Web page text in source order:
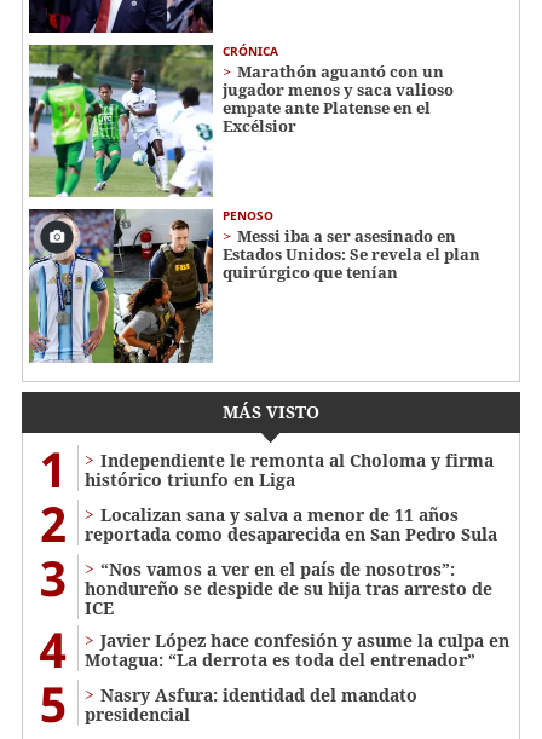
CRÓNICA
Marathón aguantó con un
jugador menos y saca valioso
empate ante Platense en el
Excélsior
PENOSO
Messi iba a ser asesinado en
Estados Unidos: Se revela el plan
quirúrgico que tenían
MÁS VISTO
1
Independiente le remonta al Choloma y firma
histórico triunfo en Liga
2
Localizan sana y salva a menor de 11 años
reportada como desaparecida en San Pedro Sula
3
“Nos vamos a ver en el país de nosotros”:
hondureño se despide de su hija tras arresto de
ICE
4
Javier López hace confesión y asume la culpa en
Motagua: “La derrota es toda del entrenador”
5
Nasry Asfura: identidad del mandato
presidencial